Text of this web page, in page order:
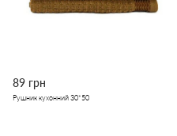
89 грн
Рушник кухонний 30*50